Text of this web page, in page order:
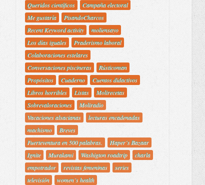
Queridos científicos
Campaña electoral
Me gustaría
PisandoCharcos
Recent Keyword activity
moliensayo
Los días iguales
Praderismo laboral
Colaboraciones estelares
Conversaciones piscineras
Rústicoman
Propósitos
Cuaderno
Cuentos didactivos
Libros horribles
Listas
Molirecetas
Sobrevaloraciones
Moliradio
Vacaciones alsacianas
lecturas encadenadas
machismo
Breves
Fuerteventura en 500 palabras.
Haper´s Bazaar
Ignite
Murakami Washigton roadtrip
charla
empotrador
revistas femeninas
series
televisión
women´s health